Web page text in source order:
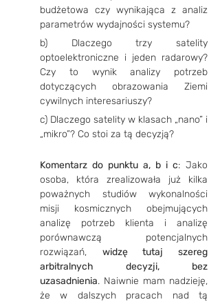
budżetowa czy wynikająca z analiz
parametrów wydajności systemu?
b) Dlaczego trzy satelity
optoelektroniczne i jeden radarowy?
Czy to wynik analizy potrzeb
dotyczących obrazowania Ziemi
cywilnych interesariuszy?
c) Dlaczego satelity w klasach „nano” i
„mikro”? Co stoi za tą decyzją?
Komentarz do punktu a, b i c: Jako
osoba, która zrealizowała już kilka
poważnych studiów wykonalności
misji kosmicznych obejmujących
analizę potrzeb klienta i analizę
porównawczą potencjalnych
rozwiązań, widzę tutaj szereg
arbitralnych decyzji, bez
uzasadnienia. Naiwnie mam nadzieję,
że w dalszych pracach nad tą